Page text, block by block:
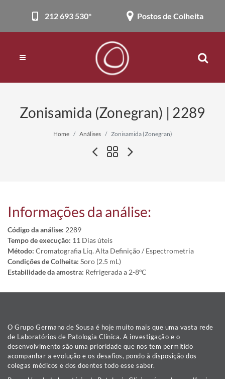
212 693 530* Postos de Colheita
Zonisamida (Zonegran) | 2289
Home Análises Zonisamida (Zonegran)
Informações da análise:
Código da análise: 2289
Tempo de execução: 11 Dias úteis
Método: Cromatografia Líq. Alta Definição / Espectrometria
Condições de Colheita: Soro (2.5 mL)
Estabilidade da amostra: Refrigerada a 2-8ºC
O Grupo Germano de Sousa é hoje muito mais que uma vasta rede
de Laboratórios de Patologia Clínica. A investigação e o
desenvolvimento são uma prioridade que nos tem permitido
acompanhar a evolução e os desafios, pondo à disposição dos
colegas médicos e dos doentes todo esse saber.